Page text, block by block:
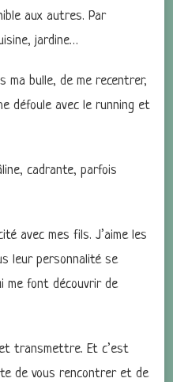
aux autres. Par
jardine…
ma bulle, de me recentrer,
défoule avec le running et
cadrante, parfois
avec mes fils. J’aime les
leur personnalité se
me font découvrir de
transmettre. Et c’est
de vous rencontrer et de